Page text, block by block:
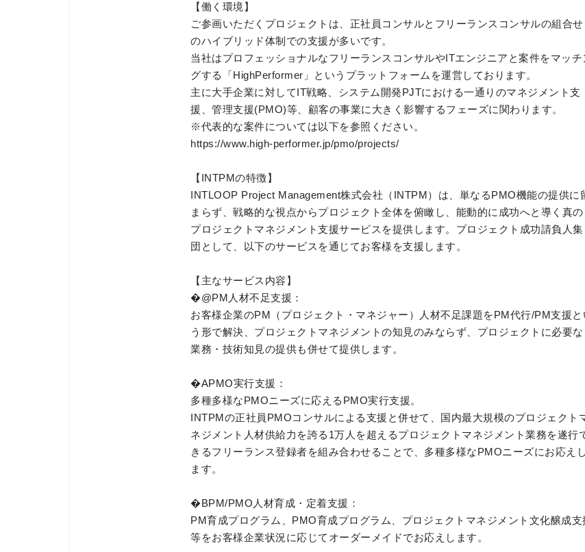
【働く環境】
ご参画いただくプロジェクトは、正社員コンサルとフリーランスコンサルの組合せ
のハイブリッド体制での支援が多いです。
当社はプロフェッショナルなフリーランスコンサルやITエンジニアと案件をマッチ
グする「HighPerformer」というプラットフォームを運営しております。
主に大手企業に対してIT戦略、システム開発PJTにおける一通りのマネジメント支
援、管理支援(PMO)等、顧客の事業に大きく影響するフェーズに関わります。
※代表的な案件については以下を参照ください。
https://www.high-performer.jp/pmo/projects/
【INTPMの特徴】
INTLOOP Project Management株式会社（INTPM）は、単なるPMO機能の提供に
まらず、戦略的な視点からプロジェクト全体を俯瞰し、能動的に成功へと導く真の
プロジェクトマネジメント支援サービスを提供します。プロジェクト成功請負人集
団として、以下のサービスを通じてお客様を支援します。
【主なサービス内容】
�@PM人材不足支援：
お客様企業のPM（プロジェクト・マネジャー）人材不足課題をPM代行/PM支援と
う形で解決、プロジェクトマネジメントの知見のみならず、プロジェクトに必要な
業務・技術知見の提供も併せて提供します。
�APMO実行支援：
多種多様なPMOニーズに応えるPMO実行支援。
INTPMの正社員PMOコンサルによる支援と併せて、国内最大規模のプロジェクト
ネジメント人材供給力を誇る1万人を超えるプロジェクトマネジメント業務を遂行
きるフリーランス登録者を組み合わせることで、多種多様なPMOニーズにお応えし
ます。
�BPM/PMO人材育成・定着支援：
PM育成プログラム、PMO育成プログラム、プロジェクトマネジメント文化醸成支
等をお客様企業状況に応じてオーダーメイドでお応えします。